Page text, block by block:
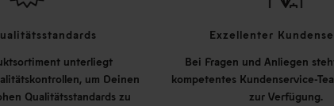
unterliegt
um Deinen
Qualitätsstandards zu
Exzellenter
Bei Fragen und Anliegen
kompetentes Kundenservice-
zur Verfügung.